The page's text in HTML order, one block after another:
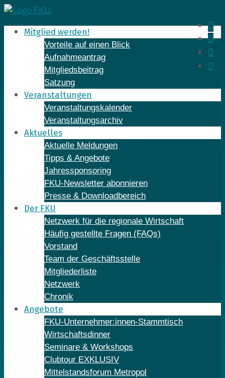
Skip
to
contentMitglied werden!
Vorteile auf einen Blick
Aufnahmeantrag
Mitgliedsbeitrag
Satzung
Veranstaltungen
Veranstaltungskalender
Veranstaltungsarchiv
Aktuelles
Aktuelle Meldungen
Tipps & Angebote
Jahressponsoring
FKU-Newsletter abonnieren
Presse & Downloadbereich
Der FKU
Netzwerk für die regionale Wirtschaft
Häufig gestellte Fragen (FAQs)
Vorstand
Team der Geschäftsstelle
Mitgliederliste
Netzwerk
Chronik
Angebote
FKU-Unternehmer:innen-Stammtisch
Wirtschaftsdinner
Seminare & Workshops
Clubtour EXKLUSIV
Mittelstandsforum Metropol